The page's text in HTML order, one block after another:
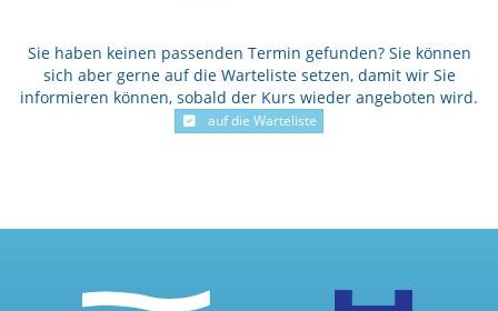
Sie haben keinen passenden Termin gefunden? Sie können
sich aber gerne auf die Warteliste setzen, damit wir Sie
informieren können, sobald der Kurs wieder angeboten wird.
auf die Warteliste